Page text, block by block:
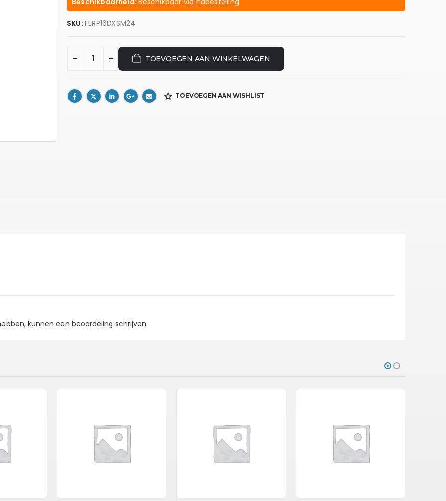
SKU: FERP16DXSM24
TOEVOEGEN AAN WINKELWAGEN
TOEVOEGEN AAN WISHLIST
kunnen een beoordeling schrijven.